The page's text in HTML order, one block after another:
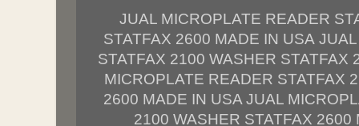
JUAL MICROPLATE READER
STATFAX 2600 MADE IN USA
STATFAX 2100 WASHER STATFAX
MICROPLATE READER STATFAX
2600 MADE IN USA JUAL
2100 WASHER STATFAX 2600